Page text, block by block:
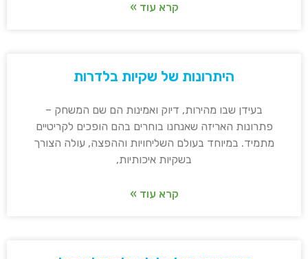
קרא עוד »
היתרונות של שקיות בלדרות
בעידן שבו מהירות, דיוק ואמינות הם שם המשחק –
פתרונות האריזה שאנחנו בוחרים בהם הופכים לקריטיים
מתמיד. במיוחד בעולם השליחויות וההפצה, עולה הצורך
בשקיות איכותיות,
קרא עוד »